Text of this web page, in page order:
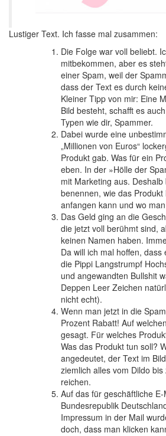
Lustiger Text. Ich fasse mal zusammen:
Die Folge war voll beliebt.
mitbekommen, aber es
einer Spam, weil der
dass der Text es durch
Kleiner Tipp von mir: Eine
Bild besteht, schafft es
Typen wie dir, Spammer.
Dabei wurde eine
„Millionen von Euros“
Produkt gab. Was für ein
eben. In der »Hölle der
mit Marketing aus.
benennen, wie das
anfangen kann und wo
Das Geld ging an die
die jetzt voll berühmt sind,
keinen Namen haben.
Da will ich mal hoffen,
die Pippi Langstrumpf
und angewandten Bullshit
Deppen Leer Zeichen
nicht echt).
Wenn man jetzt in die
Prozent Rabatt! Auf
gesagt. Für welches
Was das Produkt tun soll?
angedeutet, der Text im
ziemlich alles vom Dildo
reichen.
Auf das für geschäftliche
Bundesrepublik
Impressum in der Mail
doch, dass man klicken